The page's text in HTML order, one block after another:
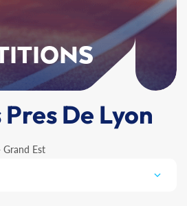
De Lyon
Grand Est